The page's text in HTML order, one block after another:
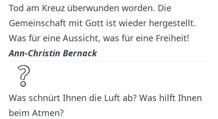
Tod am Kreuz überwunden worden. Die
Gemeinschaft mit Gott ist wieder hergestellt.
Was für eine Aussicht, was für eine Freiheit!
Ann-Christin Bernack
Was schnürt Ihnen die Luft ab? Was hilft Ihnen
beim Atmen?